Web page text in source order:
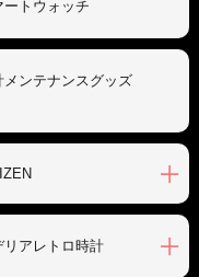
ートウォッチ
メンテナンスグッズ
リアレトロ時計